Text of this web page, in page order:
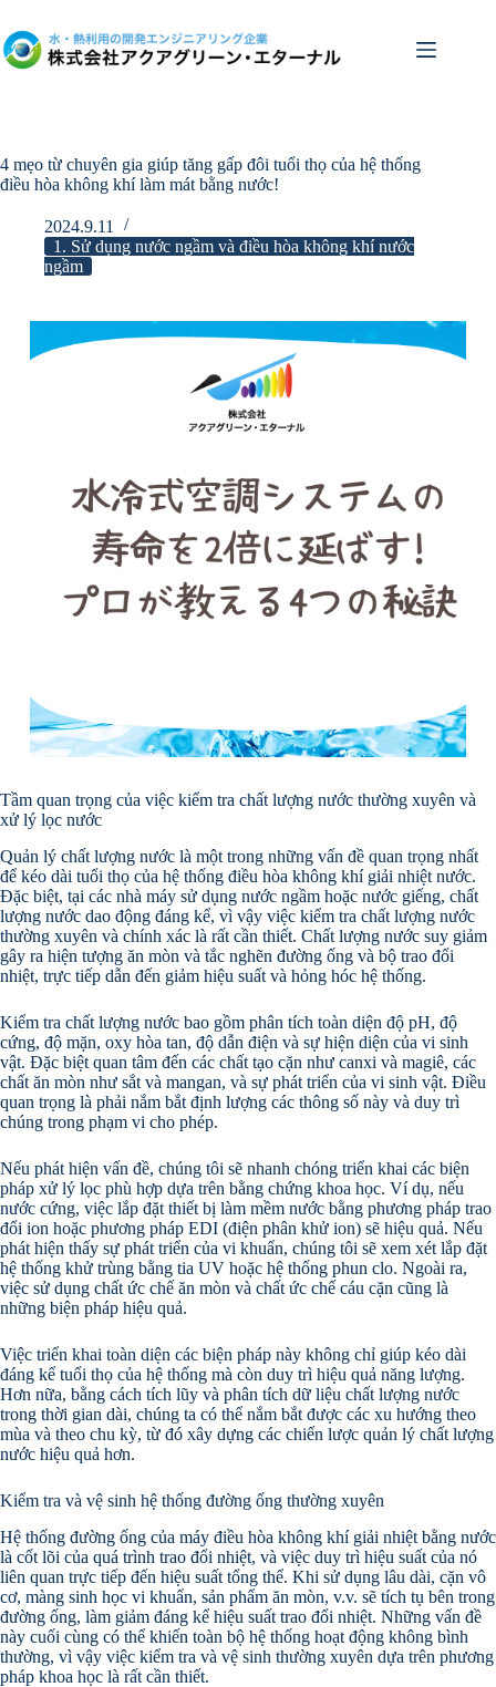
qua
nội
dung
4 mẹo từ chuyên gia giúp tăng gấp đôi tuổi thọ của hệ thống
điều hòa không khí làm mát bằng nước!
2024.9.11
1. Sử dụng nước ngầm và điều hòa không khí nước
ngầm
Tầm quan trọng của việc kiểm tra chất lượng nước thường xuyên và
xử lý lọc nước
Quản lý chất lượng nước là một trong những vấn đề quan trọng nhất
để kéo dài tuổi thọ của hệ thống điều hòa không khí giải nhiệt nước.
Đặc biệt, tại các nhà máy sử dụng nước ngầm hoặc nước giếng, chất
lượng nước dao động đáng kể, vì vậy việc kiểm tra chất lượng nước
thường xuyên và chính xác là rất cần thiết. Chất lượng nước suy giảm
gây ra hiện tượng ăn mòn và tắc nghẽn đường ống và bộ trao đổi
nhiệt, trực tiếp dẫn đến giảm hiệu suất và hỏng hóc hệ thống.
Kiểm tra chất lượng nước bao gồm phân tích toàn diện độ pH, độ
cứng, độ mặn, oxy hòa tan, độ dẫn điện và sự hiện diện của vi sinh
vật. Đặc biệt quan tâm đến các chất tạo cặn như canxi và magiê, các
chất ăn mòn như sắt và mangan, và sự phát triển của vi sinh vật. Điều
quan trọng là phải nắm bắt định lượng các thông số này và duy trì
chúng trong phạm vi cho phép.
Nếu phát hiện vấn đề, chúng tôi sẽ nhanh chóng triển khai các biện
pháp xử lý lọc phù hợp dựa trên bằng chứng khoa học. Ví dụ, nếu
nước cứng, việc lắp đặt thiết bị làm mềm nước bằng phương pháp trao
đổi ion hoặc phương pháp EDI (điện phân khử ion) sẽ hiệu quả. Nếu
phát hiện thấy sự phát triển của vi khuẩn, chúng tôi sẽ xem xét lắp đặt
hệ thống khử trùng bằng tia UV hoặc hệ thống phun clo. Ngoài ra,
việc sử dụng chất ức chế ăn mòn và chất ức chế cáu cặn cũng là
những biện pháp hiệu quả.
Việc triển khai toàn diện các biện pháp này không chỉ giúp kéo dài
đáng kể tuổi thọ của hệ thống mà còn duy trì hiệu quả năng lượng.
Hơn nữa, bằng cách tích lũy và phân tích dữ liệu chất lượng nước
trong thời gian dài, chúng ta có thể nắm bắt được các xu hướng theo
mùa và theo chu kỳ, từ đó xây dựng các chiến lược quản lý chất lượng
nước hiệu quả hơn.
Kiểm tra và vệ sinh hệ thống đường ống thường xuyên
Hệ thống đường ống của máy điều hòa không khí giải nhiệt bằng nước
là cốt lõi của quá trình trao đổi nhiệt, và việc duy trì hiệu suất của nó
liên quan trực tiếp đến hiệu suất tổng thể. Khi sử dụng lâu dài, cặn vô
cơ, màng sinh học vi khuẩn, sản phẩm ăn mòn, v.v. sẽ tích tụ bên trong
đường ống, làm giảm đáng kể hiệu suất trao đổi nhiệt. Những vấn đề
này cuối cùng có thể khiến toàn bộ hệ thống hoạt động không bình
thường, vì vậy việc kiểm tra và vệ sinh thường xuyên dựa trên phương
pháp khoa học là rất cần thiết.